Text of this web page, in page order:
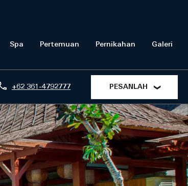
Spa Pertemuan Pernikahan Galeri
+62 361-4792777 PESANLAH